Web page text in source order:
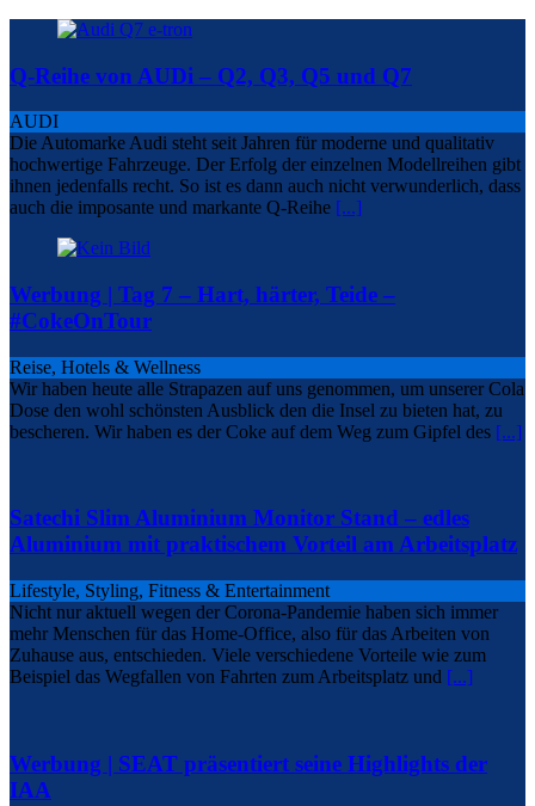
Q-Reihe von AUDi – Q2, Q3, Q5 und Q7
AUDI
Die Automarke Audi steht seit Jahren für moderne und qualitativ
hochwertige Fahrzeuge. Der Erfolg der einzelnen Modellreihen gibt
ihnen jedenfalls recht. So ist es dann auch nicht verwunderlich, dass
auch die imposante und markante Q-Reihe [...]
Werbung | Tag 7 – Hart, härter, Teide –
#CokeOnTour
Reise, Hotels & Wellness
Wir haben heute alle Strapazen auf uns genommen, um unserer Cola
Dose den wohl schönsten Ausblick den die Insel zu bieten hat, zu
bescheren. Wir haben es der Coke auf dem Weg zum Gipfel des [...]
Satechi Slim Aluminium Monitor Stand – edles
Aluminium mit praktischem Vorteil am Arbeitsplatz
Lifestyle, Styling, Fitness & Entertainment
Nicht nur aktuell wegen der Corona-Pandemie haben sich immer
mehr Menschen für das Home-Office, also für das Arbeiten von
Zuhause aus, entschieden. Viele verschiedene Vorteile wie zum
Beispiel das Wegfallen von Fahrten zum Arbeitsplatz und [...]
Werbung | SEAT präsentiert seine Highlights der
IAA